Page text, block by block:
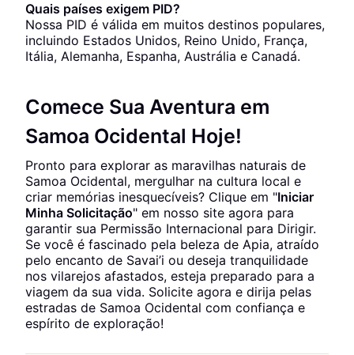
Quais países exigem PID?
Nossa PID é válida em muitos destinos populares,
incluindo Estados Unidos, Reino Unido, França,
Itália, Alemanha, Espanha, Austrália e Canadá.
Comece Sua Aventura em
Samoa Ocidental Hoje!
Pronto para explorar as maravilhas naturais de
Samoa Ocidental, mergulhar na cultura local e
criar memórias inesquecíveis? Clique em "Iniciar
Minha Solicitação" em nosso site agora para
garantir sua Permissão Internacional para Dirigir.
Se você é fascinado pela beleza de Apia, atraído
pelo encanto de Savai’i ou deseja tranquilidade
nos vilarejos afastados, esteja preparado para a
viagem da sua vida. Solicite agora e dirija pelas
estradas de Samoa Ocidental com confiança e
espírito de exploração!